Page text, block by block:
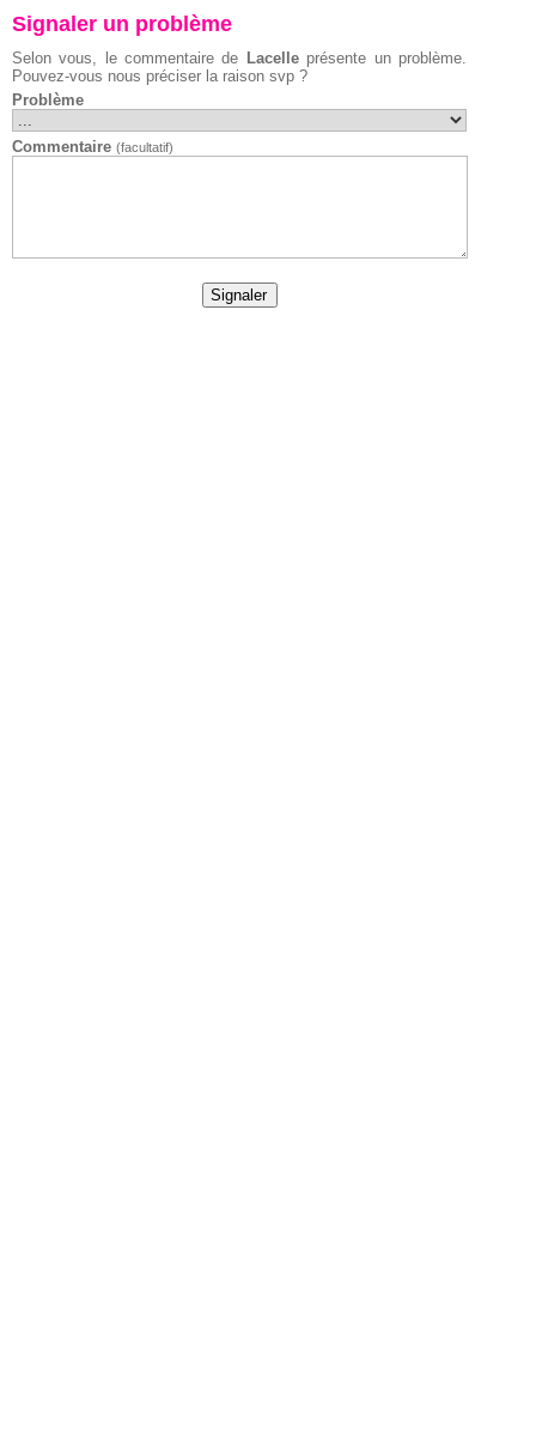
Signaler un problème
Selon vous, le commentaire de Lacelleprésente un problème.
Pouvez-vous nous préciser la raison svp ?
Problème
Commentaire (facultatif)